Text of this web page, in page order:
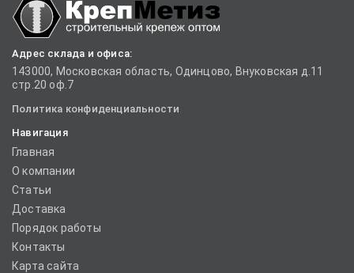
Адрес склада и офиса:
143000, Московская область, Одинцово, Внуковская д.11
стр.20 оф.7
Политика конфиденциальности
Навигация
Главная
О компании
Статьи
Доставка
Порядок работы
Контакты
Карта сайта